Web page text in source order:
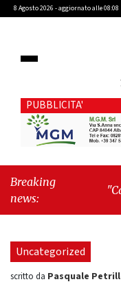
8 Agosto 2026 - aggiornato alle 08:08
PUBBLICITA'
Breaking
news:
"Cava
Uncategorized
scritto da Pasquale